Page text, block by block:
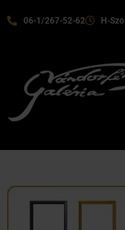
06-1/267-52-62 H-